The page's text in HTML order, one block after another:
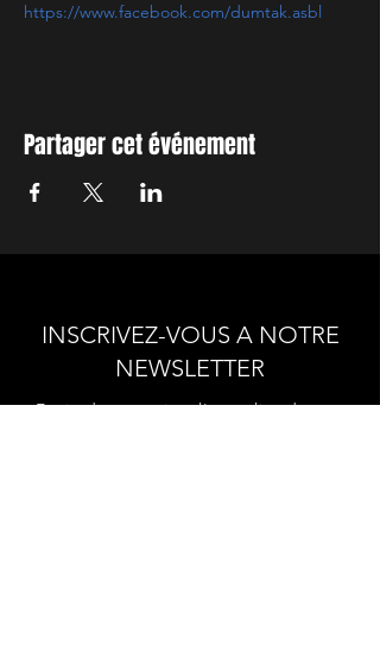
https://www.facebook.com/dumtak.asbl
Partager cet événement
INSCRIVEZ-VOUS A NOTRE
NEWSLETTER
Envie de connaitre l'actualité de